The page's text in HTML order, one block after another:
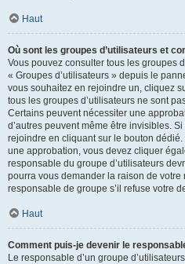
Haut
Où sont les groupes d’utilisateurs et
Vous pouvez consulter tous les groupes
« Groupes d’utilisateurs » depuis le
vous souhaitez en rejoindre un, cliquez
tous les groupes d’utilisateurs ne sont
Certains peuvent nécessiter une
d’autres peuvent même être invisibles.
rejoindre en cliquant sur le bouton
une approbation, vous devez cliquer
responsable du groupe d’utilisateurs
pourra vous demander la raison de
responsable de groupe s’il refuse votre
Haut
Comment puis-je devenir le
Le responsable d’un groupe